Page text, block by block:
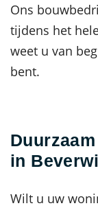
Ons
tijdens het
weet u van
bent.
in
Wilt u uw